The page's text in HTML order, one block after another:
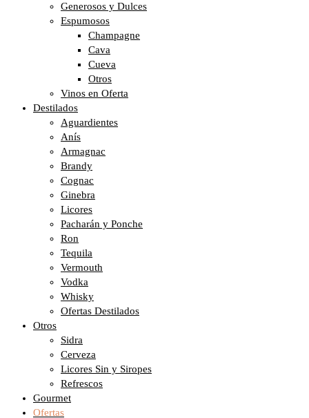
Generosos y Dulces
Espumosos
Champagne
Cava
Cueva
Otros
Vinos en Oferta
Destilados
Aguardientes
Anís
Armagnac
Brandy
Cognac
Ginebra
Licores
Pacharán y Ponche
Ron
Tequila
Vermouth
Vodka
Whisky
Ofertas Destilados
Otros
Sidra
Cerveza
Licores Sin y Siropes
Refrescos
Gourmet
Ofertas